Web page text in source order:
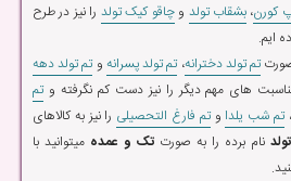
کورن،بشقاب تولد وچاقو کیک تولد را نیز در طرح
ایم.
تم تولد دخترانه،تم تولد پسرانه وتم تولد دهه
های مهم دیگر را نیز دست کم نگرفته وتم
،تم شب یلدا وتم فارغ التحصیلی را نیز به کالاهای
نام برده را به صورت تک و عمده میتوانید با